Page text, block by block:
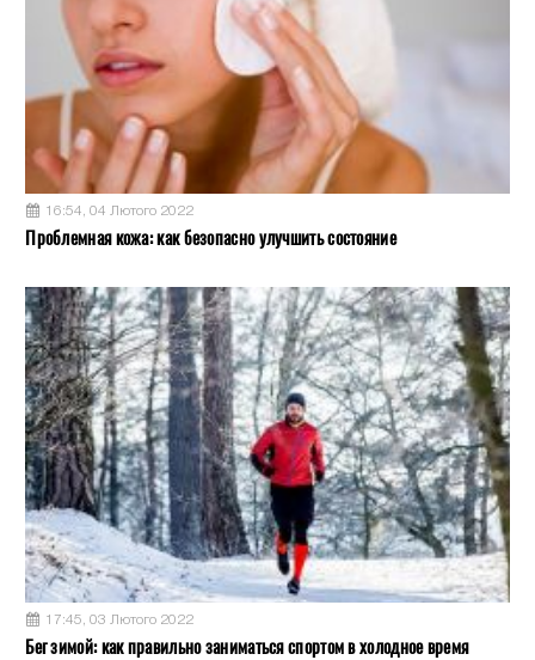
16:54, 04 Лютого 2022
Проблемная кожа: как безопасно улучшить состояние
17:45, 03 Лютого 2022
Бег зимой: как правильно заниматься спортом в холодное время